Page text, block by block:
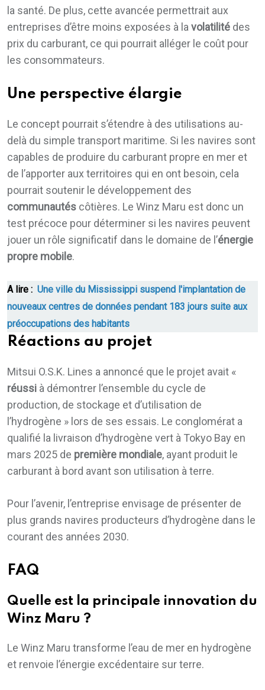
la santé. De plus, cette avancée permettrait aux
entreprises d’être moins exposées à la volatilité des
prix du carburant, ce qui pourrait alléger le coût pour
les consommateurs.
Une perspective élargie
Le concept pourrait s’étendre à des utilisations au-
delà du simple transport maritime. Si les navires sont
capables de produire du carburant propre en mer et
de l’apporter aux territoires qui en ont besoin, cela
pourrait soutenir le développement des
communautés côtières. Le Winz Maru est donc un
test précoce pour déterminer si les navires peuvent
jouer un rôle significatif dans le domaine de l’énergie
propre mobile.
A lire : Une ville du Mississippi suspend l'implantation de
nouveaux centres de données pendant 183 jours suite aux
préoccupations des habitants
Réactions au projet
Mitsui O.S.K. Lines a annoncé que le projet avait «
réussi à démontrer l’ensemble du cycle de
production, de stockage et d’utilisation de
l’hydrogène » lors de ses essais. Le conglomérat a
qualifié la livraison d’hydrogène vert à Tokyo Bay en
mars 2025 de première mondiale, ayant produit le
carburant à bord avant son utilisation à terre.
Pour l’avenir, l’entreprise envisage de présenter de
plus grands navires producteurs d’hydrogène dans le
courant des années 2030.
FAQ
Quelle est la principale innovation du
Winz Maru ?
Le Winz Maru transforme l’eau de mer en hydrogène
et renvoie l’énergie excédentaire sur terre.